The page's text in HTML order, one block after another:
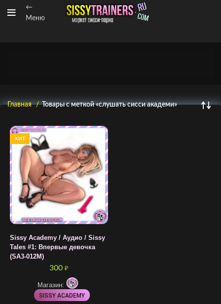
←
Меню
Главная Товары с меткой «слушать сисси академи»
ХИТ
Sissy Academy / Аудио / Sissy
Tales #1: Впервые девочка
(SA3-012M)
300 ₽
Магазин:
SISSY ACADEMY